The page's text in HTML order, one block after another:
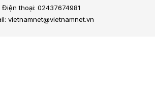
Điện thoại: 02437674981
vietnamnet@vietnamnet.vn